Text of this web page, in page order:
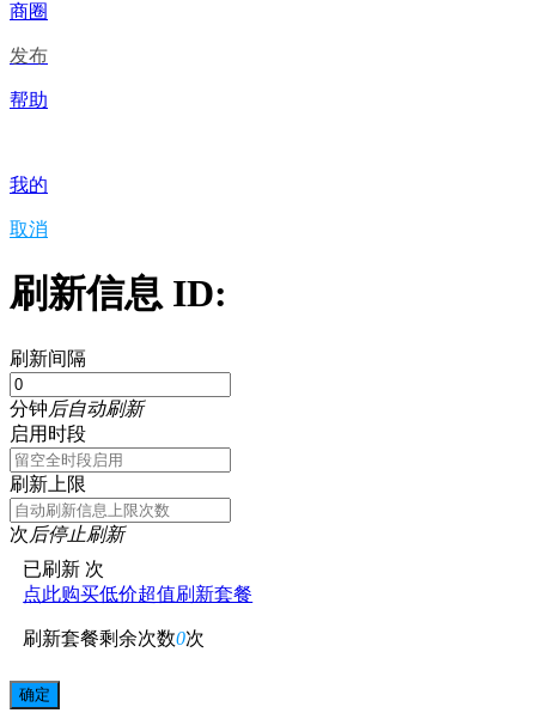
商圈
发布
帮助
我的
取消
刷新信息 ID:
刷新间隔
分钟后自动刷新
启用时段
刷新上限
次后停止刷新
已刷新 次
点此购买低价超值刷新套餐
刷新套餐剩余次数0次